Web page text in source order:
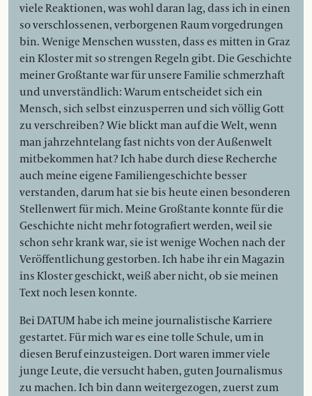
viele Reaktionen, was wohl daran lag, dass ich in einen
so verschlossenen, verborgenen Raum vorgedrungen
bin. Wenige Menschen wussten, dass es mitten in Graz
ein Kloster mit so strengen Regeln gibt. Die Geschichte
meiner Großtante war für unsere Familie schmerzhaft
und unverständlich: Warum entscheidet sich ein
Mensch, sich selbst einzusperren und sich völlig Gott
zu verschreiben? Wie blickt man auf die Welt, wenn
man jahrzehntelang fast nichts von der Außenwelt
mitbekommen hat? Ich habe durch diese Recherche
auch meine eigene Familiengeschichte besser
verstanden, darum hat sie bis heute einen besonderen
Stellenwert für mich. Meine Großtante konnte für die
Geschichte nicht mehr fotografiert werden, weil sie
schon sehr krank war, sie ist wenige Wochen nach der
Veröffentlichung gestorben. Ich habe ihr ein Magazin
ins Kloster geschickt, weiß aber nicht, ob sie meinen
Text noch lesen konnte.
Bei DATUM habe ich meine journalistische Karriere
gestartet. Für mich war es eine tolle Schule, um in
diesen Beruf einzusteigen. Dort waren immer viele
junge Leute, die versucht haben, guten Journalismus
zu machen. Ich bin dann weitergezogen, zuerst zum